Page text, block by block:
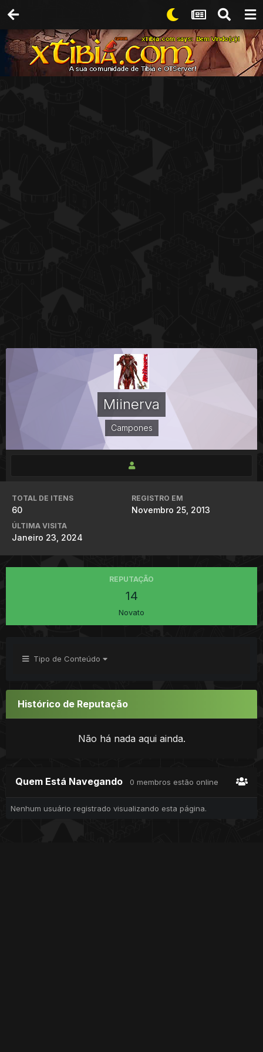
Miinerva
Campones
TOTAL DE ITENS
60
REGISTRO EM
Novembro 25, 2013
ÚLTIMA VISITA
Janeiro 23, 2024
REPUTAÇÃO
14
Novato
Tipo de Conteúdo
Histórico de Reputação
Não há nada aqui ainda.
Quem Está Navegando 0 membros estão online
Nenhum usuário registrado visualizando esta página.